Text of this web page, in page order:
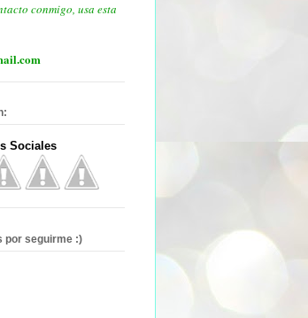
conmigo, usa esta
Sociales
por seguirme :)